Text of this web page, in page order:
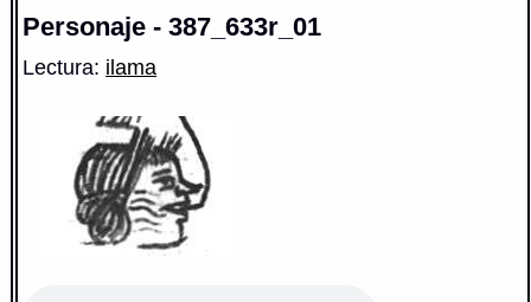
Personaje - 387_633r_01
Lectura: ilama